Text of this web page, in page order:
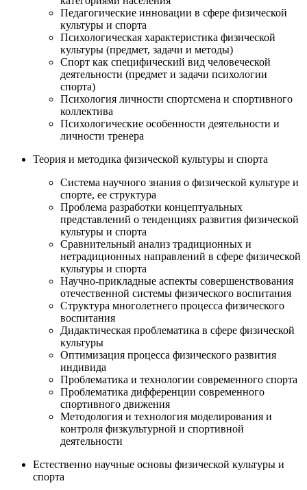
Педагогические инновации в сфере физической
культуры и спорта
Психологическая характеристика физической
культуры (предмет, задачи и методы)
Спорт как специфический вид человеческой
деятельности (предмет и задачи психологии
спорта)
Психология личности спортсмена и спортивного
коллектива
Психологические особенности деятельности и
личности тренера
Теория и методика физической культуры и спорта
Система научного знания о физической культуре и
спорте, ее структура
Проблема разработки концептуальных
представлений о тенденциях развития физической
культуры и спорта
Сравнительный анализ традиционных и
нетрадиционных направлений в сфере физической
культуры и спорта
Научно-прикладные аспекты совершенствования
отечественной системы физического воспитания
Структура многолетнего процесса физического
воспитания
Дидактическая проблематика в сфере физической
культуры
Оптимизация процесса физического развития
индивида
Проблематика и технологии современного спорта
Проблематика дифференции современного
спортивного движения
Методология и технология моделирования и
контроля физкультурной и спортивной
деятельности
Естественно научные основы физической культуры и
спорта